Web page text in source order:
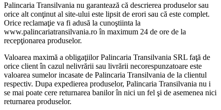
Palincaria Transilvania nu garantează că descrierea produselor sau
orice alt conţinut al site-ului este lipsit de erori sau că este complet.
Orice reclamaţie va fi adusă la cunoştiinta la
www.palincariatransilvania.ro în maximum 24 de ore de la
recepţionarea produselor.
Valoarea maximă a obligaţiilor Palincaria Transilvania SRL faţă de
orice client în cazul nelivrării sau livrării necorespunzatoare este
valoarea sumelor incasate de Palincaria Transilvania de la clientul
respectiv. Dupa expedierea produselor, Palincaria Transilvania nu i
se mai poate cere returnarea banilor în nici un fel şi de asemenea nici
returnarea produselor.